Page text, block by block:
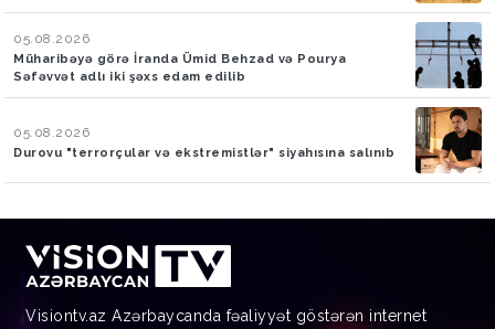
05.08.2026
Müharibəyə görə İranda Ümid Behzad və Pourya
Səfəvvət adlı iki şəxs edam edilib
05.08.2026
Durovu "terrorçular və ekstremistlər" siyahısına salınıb
Visiontv.az Azərbaycanda fəaliyyət göstərən internet